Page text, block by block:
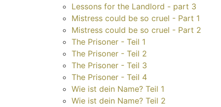
Lessons for the Landlord - part 3
Mistress could be so cruel - Part 1
Mistress could be so cruel - Part 2
The Prisoner - Teil 1
The Prisoner - Teil 2
The Prisoner - Teil 3
The Prisoner - Teil 4
Wie ist dein Name? Teil 1
Wie ist dein Name? Teil 2